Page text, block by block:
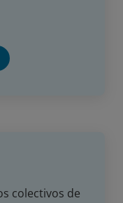
colectivos de